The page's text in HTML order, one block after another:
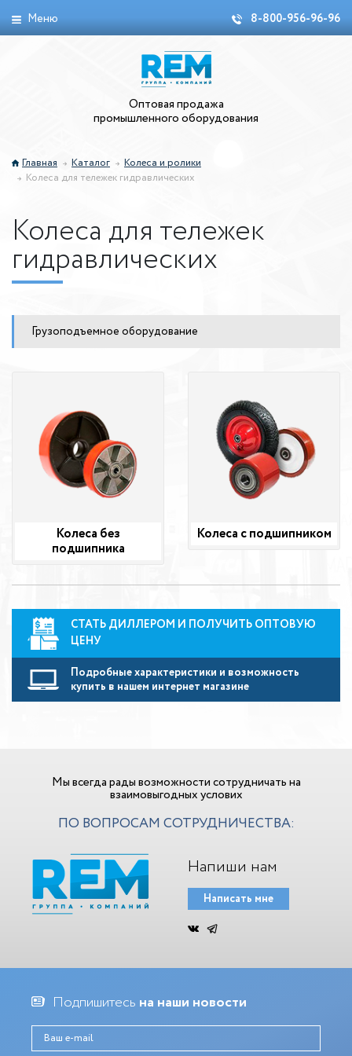
Меню 8-800-956-96-96
Оптовая продажа
промышленного оборудования
Главная Каталог
Колеса и ролики
Колеса для тележек гидравлических
Колеса для тележек
гидравлических
Грузоподъемное оборудование
Колеса без
подшипника
Колеса с подшипником
СТАТЬ ДИЛЛЕРОМ И ПОЛУЧИТЬ ОПТОВУЮ
ЦЕНУ
Подробные характеристики и возможность
купить в нашем интернет магазине
Мы всегда рады возможности сотрудничать на
взаимовыгодных услових
ПО ВОПРОСАМ СОТРУДНИЧЕСТВА:
Напиши нам
Написать мне
Подпишитесь на наши новости